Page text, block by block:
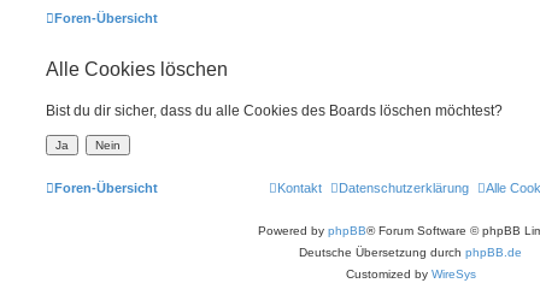
Foren-Übersicht
Alle Cookies löschen
Bist du dir sicher, dass du alle Cookies des Boards löschen möchtest?
Foren-Übersicht Alle
Datenschutzerklärung
Kontakt
Powered by phpBB® Forum Software © phpBB
Deutsche Übersetzung durch phpBB.de
Customized by WireSys